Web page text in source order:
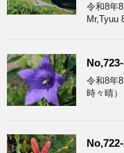
令和8年
Mr,Tyuu
令和8年
時々晴